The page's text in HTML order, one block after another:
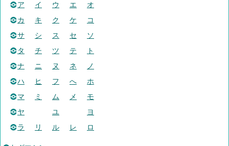
ア
イ ウ エ
オ
カ
キ ク ケ
コ
サ
シ ス セ
ソ
タ
チ ツ テ
ト
ナ
ニ ヌ ネ
ノ
ハ
ヒ フ へ
ホ
マ
ミ ム メ
モ
ヤ
ユ
ヨ
ラ
リ ル レ ロ